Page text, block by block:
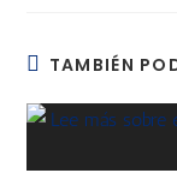
TAMBIÉN